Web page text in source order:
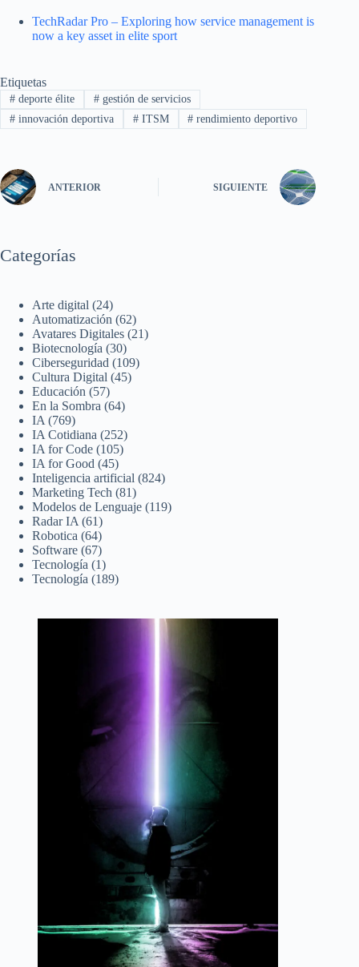
TechRadar Pro – Exploring how service management is
now a key asset in elite sport
Etiquetas
#deporte élite #gestión de servicios
#innovación deportiva #ITSM # rendimiento deportivo
ANTERIOR SIGUIENTE
Categorías
Arte digital (24)
Automatización (62)
Avatares Digitales (21)
Biotecnología (30)
Ciberseguridad (109)
Cultura Digital (45)
Educación (57)
En la Sombra (64)
IA (769)
IA Cotidiana (252)
IA for Code (105)
IA for Good (45)
Inteligencia artificial (824)
Marketing Tech (81)
Modelos de Lenguaje (119)
Radar IA (61)
Robotica (64)
Software (67)
Tecnología (1)
Tecnología (189)